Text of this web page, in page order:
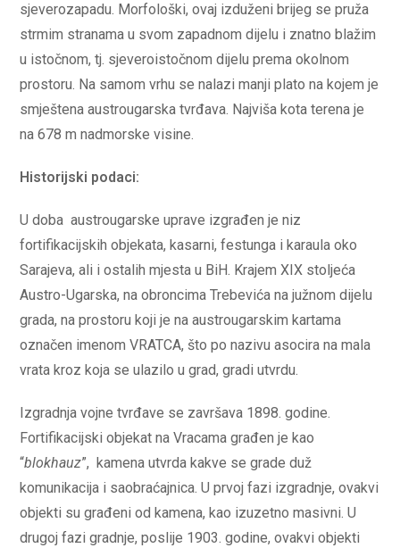
sjeverozapadu. Morfološki, ovaj izduženi brijeg se pruža
strmim stranama u svom zapadnom dijelu i znatno blažim
u istočnom, tj. sjeveroistočnom dijelu prema okolnom
prostoru. Na samom vrhu se nalazi manji plato na kojem je
smještena austrougarska tvrđava. Najviša kota terena je
na 678 m nadmorske visine.
Historijski podaci:
U doba austrougarske uprave izgrađen je niz
fortifikacijskih objekata, kasarni, festunga i karaula oko
Sarajeva, ali i ostalih mjesta u BiH. Krajem XIX stoljeća
Austro-Ugarska, na obroncima Trebevića na južnom dijelu
grada, na prostoru koji je na austrougarskim kartama
označen imenom VRATCA, što po nazivu asocira na mala
vrata kroz koja se ulazilo u grad, gradi utvrdu.
Izgradnja vojne tvrđave se završava 1898. godine.
Fortifikacijski objekat na Vracama građen je kao
“blokhauz”, kamena utvrda kakve se grade duž
komunikacija i saobraćajnica. U prvoj fazi izgradnje, ovakvi
objekti su građeni od kamena, kao izuzetno masivni. U
drugoj fazi gradnje, poslije 1903. godine, ovakvi objekti